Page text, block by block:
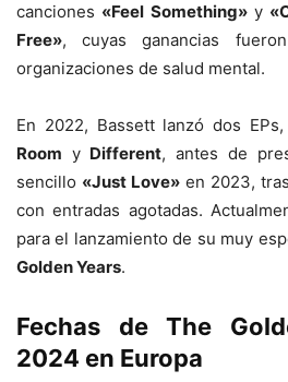
canciones «Feel Something»y
Free», cuyas ganancias
organizaciones de salud mental.
En 2022, Bassett lanzó dos EPs,
Room y Different, antes de
sencillo «Just Love» en 2023,
con entradas agotadas.
para el lanzamiento de su muy
Golden Years.
Fechas de The
2024 en Europa